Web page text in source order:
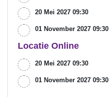
20 Mei 2027 09:30
01 November 2027 09:30
Locatie Online
20 Mei 2027 09:30
01 November 2027 09:30